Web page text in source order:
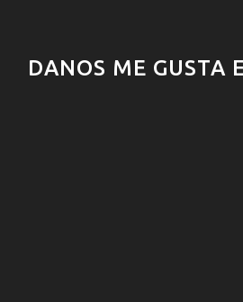
DANOS ME GUSTA